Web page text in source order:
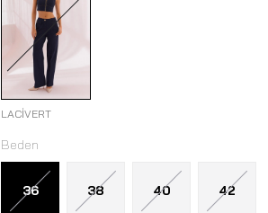
LACİVERT
Beden
36 38 40 42